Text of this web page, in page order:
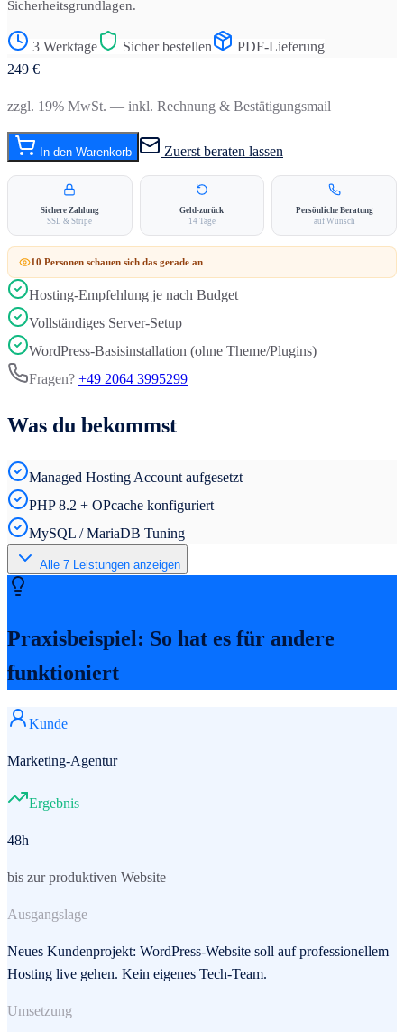
Sicherheitsgrundlagen.
3 Werktage Sicher bestellen
PDF-Lieferung
249 €
zzgl. 19% MwSt. — inkl. Rechnung & Bestätigungsmail
In den Warenkorb Zuerst beraten lassen
Sichere Zahlung
SSL & Stripe
Geld-zurück
14 Tage
Persönliche Beratung
auf Wunsch
10 Personen schauen sich das gerade an
Hosting-Empfehlung je nach Budget
Vollständiges Server-Setup
WordPress-Basisinstallation (ohne Theme/Plugins)
Fragen? +49 2064 3995299
Was du bekommst
Managed Hosting Account aufgesetzt
PHP 8.2 + OPcache konfiguriert
MySQL / MariaDB Tuning
Alle 7 Leistungen anzeigen
Praxisbeispiel: So hat es für andere
funktioniert
Kunde
Marketing-Agentur
Ergebnis
48h
bis zur produktiven Website
Ausgangslage
Neues Kundenprojekt: WordPress-Website soll auf professionellem
Hosting live gehen. Kein eigenes Tech-Team.
Umsetzung